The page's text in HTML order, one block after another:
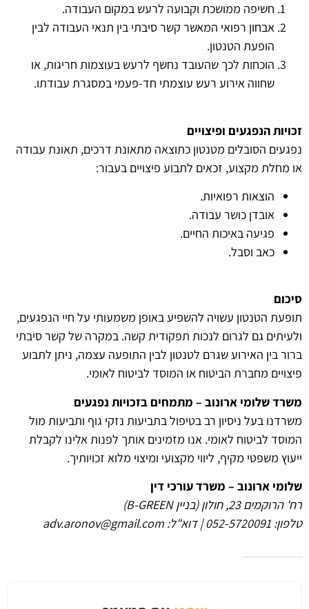
חשיפה ממושכת וקבועה לרעש במקום העבודה.
אבחון רפואי המאשר קשר סיבתי בין תנאי העבודה לבין
הופעת הטנטון.
הוכחות לכך שהעובד נחשף לרעש בעוצמות חריגות, או
שחווה אירוע רעש עוצמתי חד-פעמי במסגרת עבודתו.
זכויות הנפגעים ופיצויים
נפגעים הסובלים מטנטון כתוצאה מתאונת דרכים, תאונת עבודה
או מחלת מקצוע, זכאים לתבוע פיצויים בעבור:
הוצאות רפואיות.
אובדן כושר עבודה.
פגיעה באיכות החיים.
כאב וסבל.
סיכום
תופעת הטנטון עשויה להשפיע באופן משמעותי על חיי הנפגעים,
ולעיתים גם לגרום לנכות תפקודית קשה. במקרה של קשר סיבתי
ברור בין האירוע שגרם לטנטון לבין התופעה עצמה, ניתן לתבוע
פיצויים מחברת הביטוח או המוסד לביטוח לאומי.
משרד שלומי ארונוב – מתמחים בזכויות נפגעים
משרדנו בעל ניסיון רב בטיפול בתביעות נזקי גוף ותביעות מול
המוסד לביטוח לאומי. אנו מזמינים אותך לפנות אלינו לקבלת
ייעוץ משפטי מקיף, ליווי מקצועי ומיצוי מלוא זכויותיך.
שלומי ארונוב – משרד עורכי דין
רח' הרוקמים 23, חולון (בניין B-GREEN)
טלפון: 052-5720091 | דוא"ל:
adv.aronov@gmail.com